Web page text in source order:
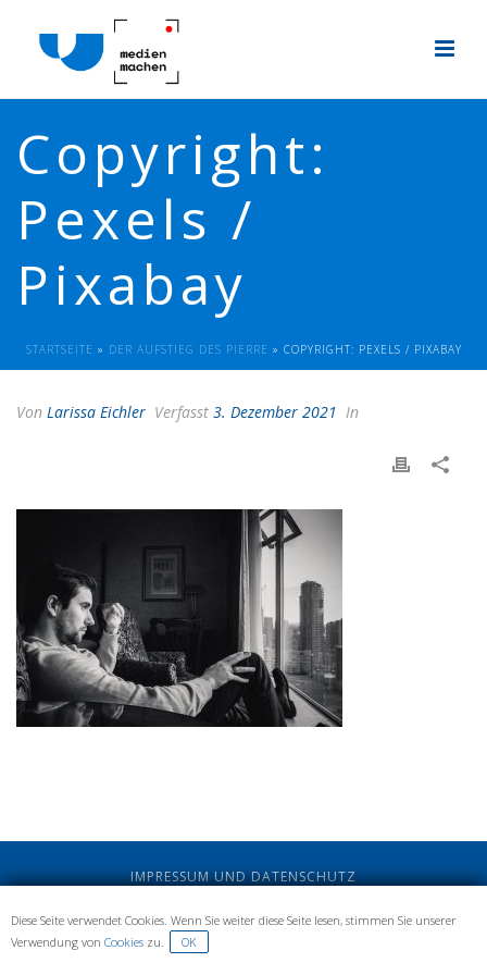
Copyright:
Pexels /
Pixabay
STARTSEITE » DER AUFSTIEG DES PIERRE » COPYRIGHT: PEXELS / PIXABAY
Von Larissa Eichler Verfasst 3. Dezember 2021 In
IMPRESSUM UND DATENSCHUTZ
Diese Seite verwendet Cookies. Wenn Sie weiter diese Seite lesen, stimmen Sie unserer
Verwendung von Cookies zu. OK